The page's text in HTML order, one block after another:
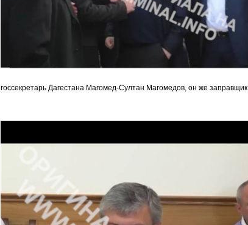
госсекретарь Дагестана Магомед-Султан Магомедов, он же заправщик